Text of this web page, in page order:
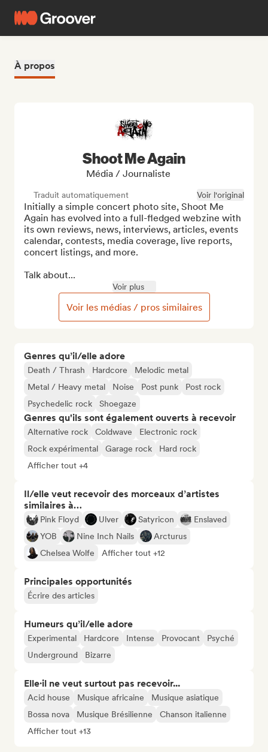
À propos
Genres qu’il/elle adore
Death / Thrash Hardcore
Melodic metal
Metal / Heavy metal
Noise Post punk
Post rock
Psychedelic rock
Shoegaze
Genres qu'ils sont également ouverts à recevoir
Alternative rock Coldwave
Electronic rock
Rock expérimental
Garage rock
Hard rock
Afficher tout +4
Il/elle veut recevoir des morceaux d’artistes
similaires à…
Pink Floyd Ulver Satyricon
Enslaved
YOB
Nine Inch Nails
Arcturus
Chelsea Wolfe
Afficher tout +12
Principales opportunités
Écrire des articles
Humeurs qu’il/elle adore
Experimental Hardcore Intense Provocant
Psyché
Underground
Bizarre
Elle·il ne veut surtout pas recevoir...
Acid house Musique africaine
Musique asiatique
Bossa nova
Musique Brésilienne
Chanson italienne
Afficher tout +13
Shoot Me Again
Média / Journaliste
Traduit automatiquement Voir l'original
Initially a simple concert photo site, Shoot Me
Again has evolved into a full-fledged webzine with
its own reviews, news, interviews, articles, events
calendar, contests, media coverage, live reports,
concert listings, and more.
Talk about...
Voir plus
Voir les médias / pros similaires